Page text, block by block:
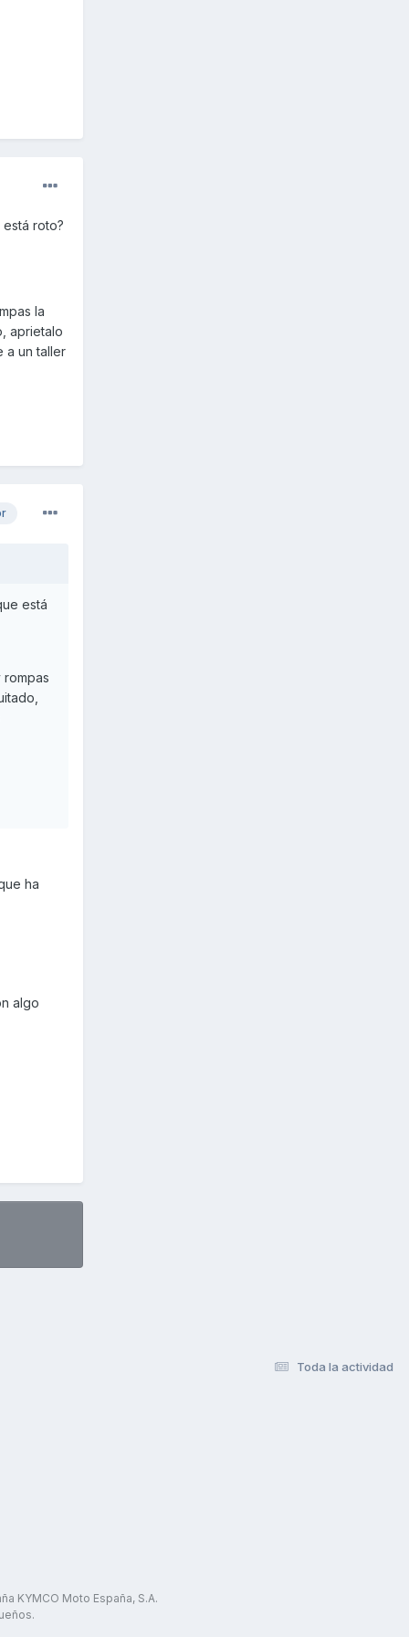
roto?
la
aprietalo
a un taller
está
ha
algo
Toda la actividad
KYMCO Moto España, S.A.